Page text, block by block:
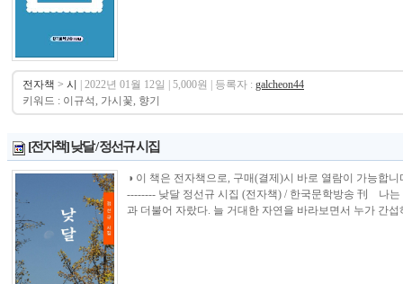
전자책 > 시 | 2022년 01월 12일 | 5,000원 | 등록자 : galcheon44
키워드 : 이규석, 가시꽃, 향기
[전자책] 낮달 / 정선규 시집
◑ 이 책은 전자책으로, 구매(결제)시 바로 열람이 가능합
-------- 낮달 정선규 시집 (전자책) / 한국문학방송 刊 나
과 더불어 자랐다. 늘 거대한 자연을 바라보면서 누가 간섭